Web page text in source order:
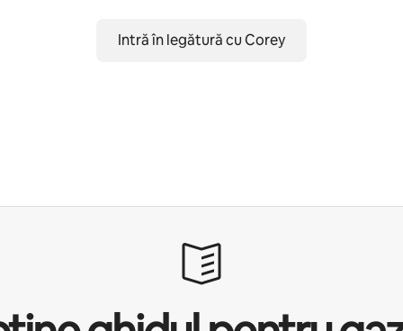
Intră în legătură cu Corey